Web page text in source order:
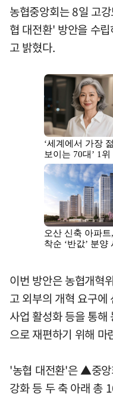
농협중앙회는 8일 고
협 대전환' 방안을 수
고 밝혔다.
이번 방안은 농협개혁
고 외부의 개혁 요구에
사업 활성화 등을 통해
으로 재편하기 위해 마
'농협 대전환'은 ▲중
강화 등 두 축 아래 총